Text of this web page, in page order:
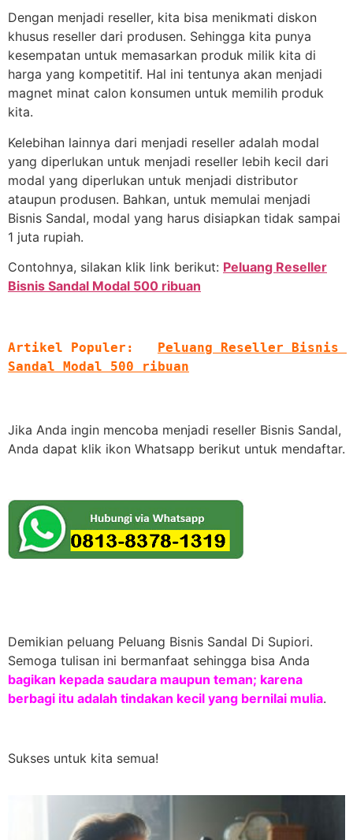
Dengan menjadi reseller, kita bisa menikmati diskon
khusus reseller dari produsen. Sehingga kita punya
kesempatan untuk memasarkan produk milik kita di
harga yang kompetitif. Hal ini tentunya akan menjadi
magnet minat calon konsumen untuk memilih produk
kita.
Kelebihan lainnya dari menjadi reseller adalah modal
yang diperlukan untuk menjadi reseller lebih kecil dari
modal yang diperlukan untuk menjadi distributor
ataupun produsen. Bahkan, untuk memulai menjadi
Bisnis Sandal, modal yang harus disiapkan tidak sampai
1 juta rupiah.
Contohnya, silakan klik link berikut: Peluang Reseller
Bisnis Sandal Modal 500 ribuan
Artikel Populer: Peluang Reseller Bisnis
Sandal Modal 500 ribuan
Jika Anda ingin mencoba menjadi reseller Bisnis Sandal,
Anda dapat klik ikon Whatsapp berikut untuk mendaftar.
Demikian peluang Peluang Bisnis Sandal Di Supiori.
Semoga tulisan ini bermanfaat sehingga bisa Anda
bagikan kepada saudara maupun teman; karena
berbagi itu adalah tindakan kecil yang bernilai mulia.
Sukses untuk kita semua!